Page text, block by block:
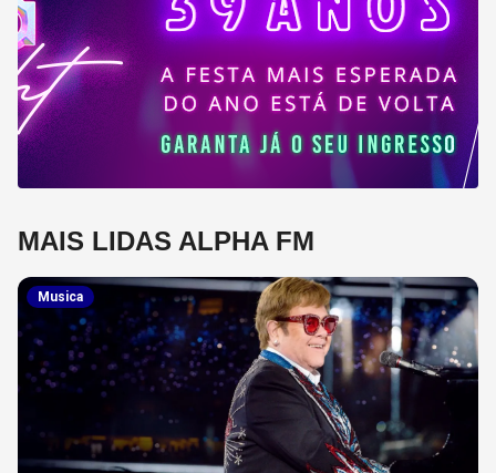
MAIS LIDAS ALPHA FM
Musica